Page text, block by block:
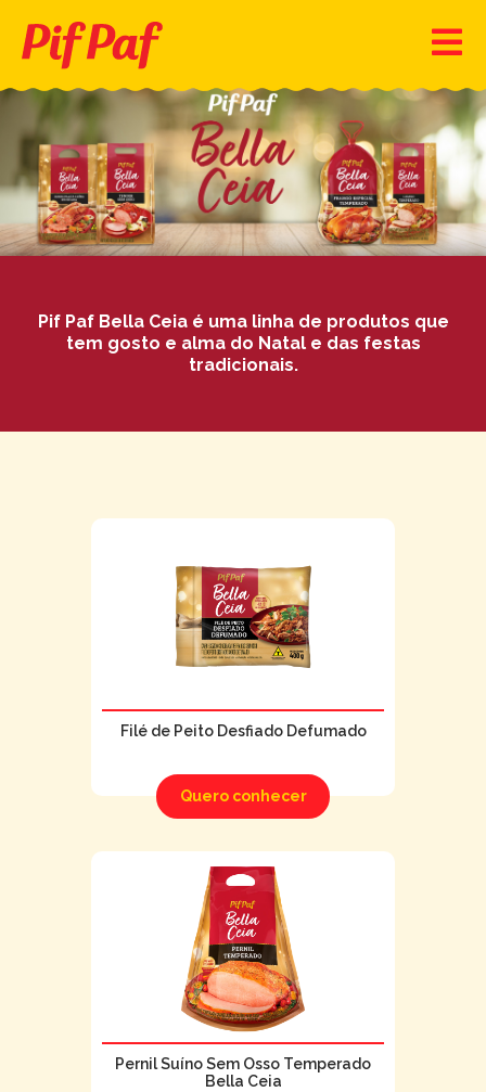
Pif Paf Bella Ceia é uma linha de produtos que
tem gosto e alma do Natal e das festas
tradicionais.
Filé de Peito Desfiado Defumado
Quero conhecer
Pernil Suíno Sem Osso Temperado
Bella Ceia